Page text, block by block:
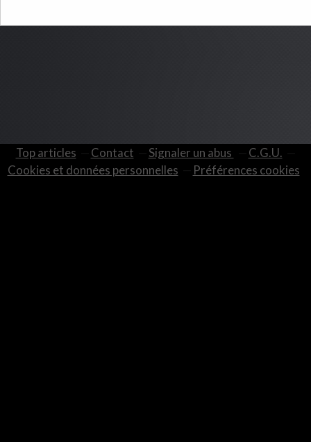
Top articles Contact Signaler un abus
C.G.U.
Cookies et données personnelles
Préférences cookies